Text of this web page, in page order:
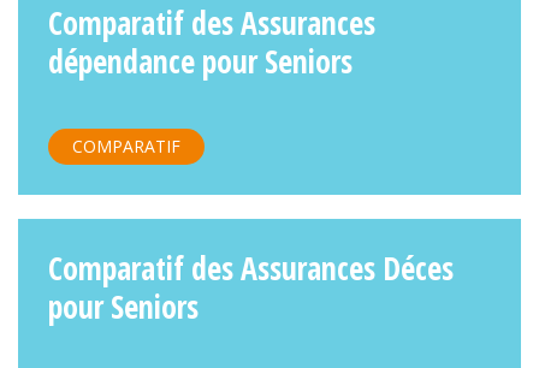
Comparatif des Assurances
dépendance pour Seniors
COMPARATIF
Comparatif des Assurances Déces
pour Seniors